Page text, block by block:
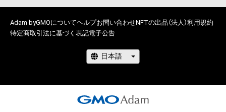
Adam byGMOについてヘルプお問い合わせNFTの出品（法人）利用規約
特定商取引法に基づく表記電子公告